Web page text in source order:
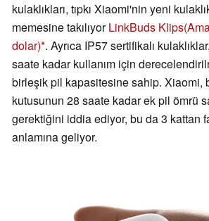
kulaklıkları, tıpkı Xiaomi'nin yeni
memesine takılıyorLinkBuds Klips
dolar) . Ayrıca IP57 sertifikalı
saate kadar kullanım için
birleşik pil kapasitesine sahip. Xiaomi,
kutusunun 28 saate kadar ek pil ömrü
gerektiğini iddia ediyor, bu da 3 kattan
anlamına geliyor.